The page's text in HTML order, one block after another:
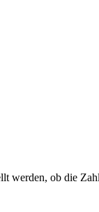
werden, ob die